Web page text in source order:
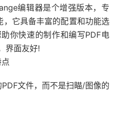
编辑器是个增强版本，专
，它具备丰富的配置和功能选
你快速的制作和编写PDF电
界面友好!
特点
文件，而不是扫瞄/图像的